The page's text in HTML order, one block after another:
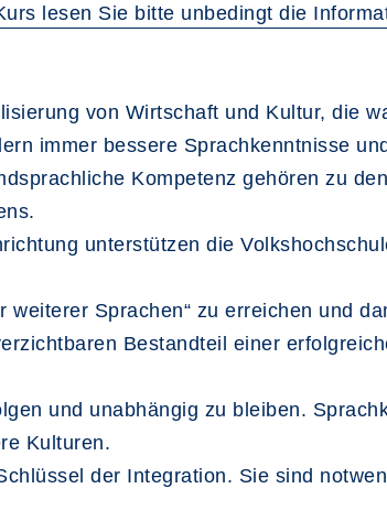
lesen Sie bitte unbedingt die
von Wirtschaft und Kultur, die
immer bessere Sprachkenntnisse
Kompetenz gehören zu
unterstützen die
weiterer Sprachen“ zu erreichen und
Bestandteil einer
und unabhängig zu bleiben.
Kulturen.
der Integration. Sie sind